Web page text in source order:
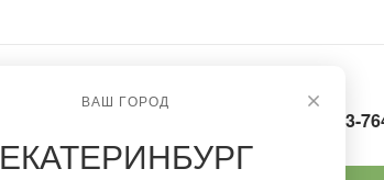
ВАШ ГОРОД
ЕКАТЕРИНБУРГ
8-963-